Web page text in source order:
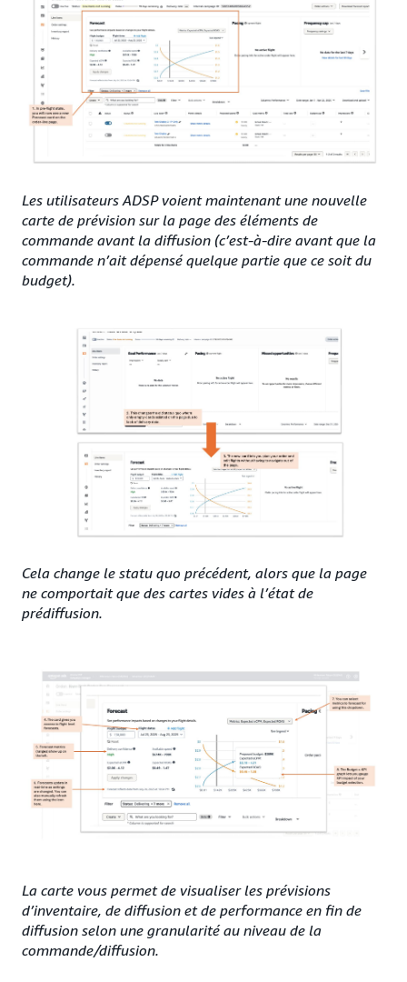
Les utilisateurs ADSP voient maintenant une nouvelle
carte de prévision sur la page des éléments de
commande avant la diffusion (c’est-à-dire avant que la
commande n’ait dépensé quelque partie que ce soit du
budget).
Cela change le statu quo précédent, alors que la page
ne comportait que des cartes vides à l’état de
prédiffusion.
La carte vous permet de visualiser les prévisions
d’inventaire, de diffusion et de performance en fin de
diffusion selon une granularité au niveau de la
commande/diffusion.